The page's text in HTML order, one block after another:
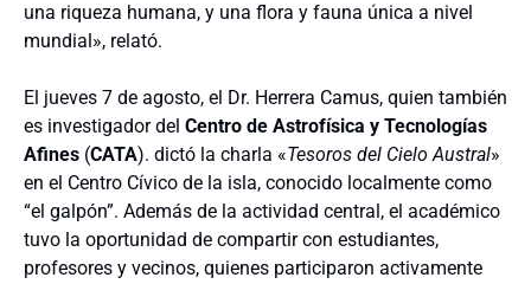
una riqueza humana, y una flora y fauna única a nivel
mundial», relató.
El jueves 7 de agosto, el Dr. Herrera Camus, quien también
es investigador del Centro de Astrofísica y Tecnologías
Afines (CATA). dictó la charla «Tesoros del Cielo Austral»
en el Centro Cívico de la isla, conocido localmente como
“el galpón”. Además de la actividad central, el académico
tuvo la oportunidad de compartir con estudiantes,
profesores y vecinos, quienes participaron activamente